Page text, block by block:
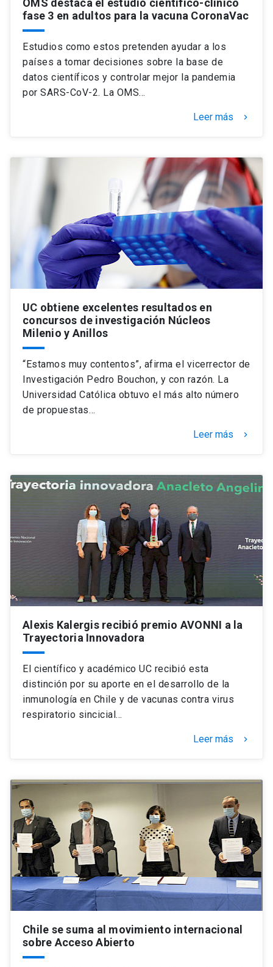
OMS destaca el estudio científico-clínico
fase 3 en adultos para la vacuna CoronaVac
Estudios como estos pretenden ayudar a los
países a tomar decisiones sobre la base de
datos científicos y controlar mejor la pandemia
por SARS-CoV-2. La OMS…
Leer más keyboard_arrow_right
UC obtiene excelentes resultados en
concursos de investigación Núcleos
Milenio y Anillos
“Estamos muy contentos”, afirma el vicerrector de
Investigación Pedro Bouchon, y con razón. La
Universidad Católica obtuvo el más alto número
de propuestas…
Leer más keyboard_arrow_right
Alexis Kalergis recibió premio AVONNI a la
Trayectoria Innovadora
El científico y académico UC recibió esta
distinción por su aporte en el desarrollo de la
inmunología en Chile y de vacunas contra virus
respiratorio sincicial…
Leer más keyboard_arrow_right
Chile se suma al movimiento internacional
sobre Acceso Abierto